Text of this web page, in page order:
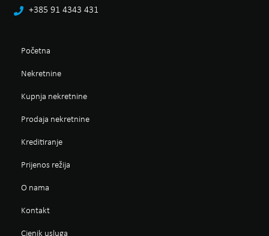
+385 91 4343 431
Početna
Nekretnine
Kupnja nekretnine
Prodaja nekretnine
Kreditiranje
Prijenos režija
O nama
Kontakt
Cjenik usluga